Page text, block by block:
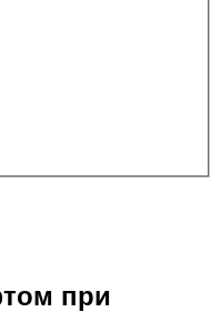
при